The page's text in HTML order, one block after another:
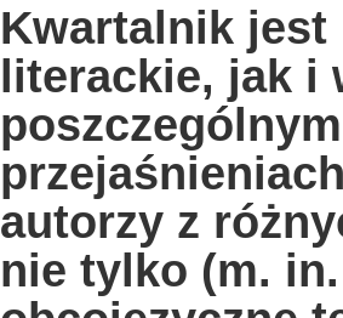
Kwartalnik jest
literackie, jak i
autorzy z
nie tylko (m.